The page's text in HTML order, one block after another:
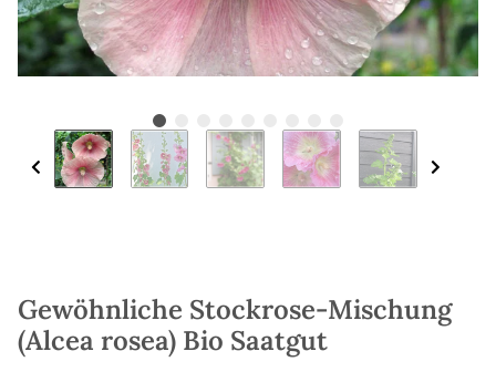
Gewöhnliche Stockrose-Mischung
(Alcea rosea) Bio Saatgut